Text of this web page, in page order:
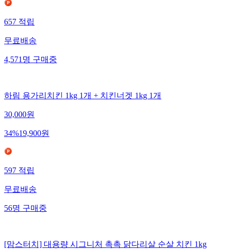
657적립
무료배송
4,571명구매중
하림 용가리치킨 1kg 1개 + 치킨너겟 1kg 1개
30,000원
34%19,900원
597적립
무료배송
56명구매중
[맘스터치] 대용량 시그니처 촉촉 닭다리살 순살 치킨 1kg